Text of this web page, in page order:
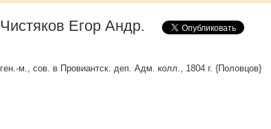
Чистяков Егор Андр.
ген.-м., сов. в Провиантск. деп. Адм. колл., 1804 г. {Половцов}